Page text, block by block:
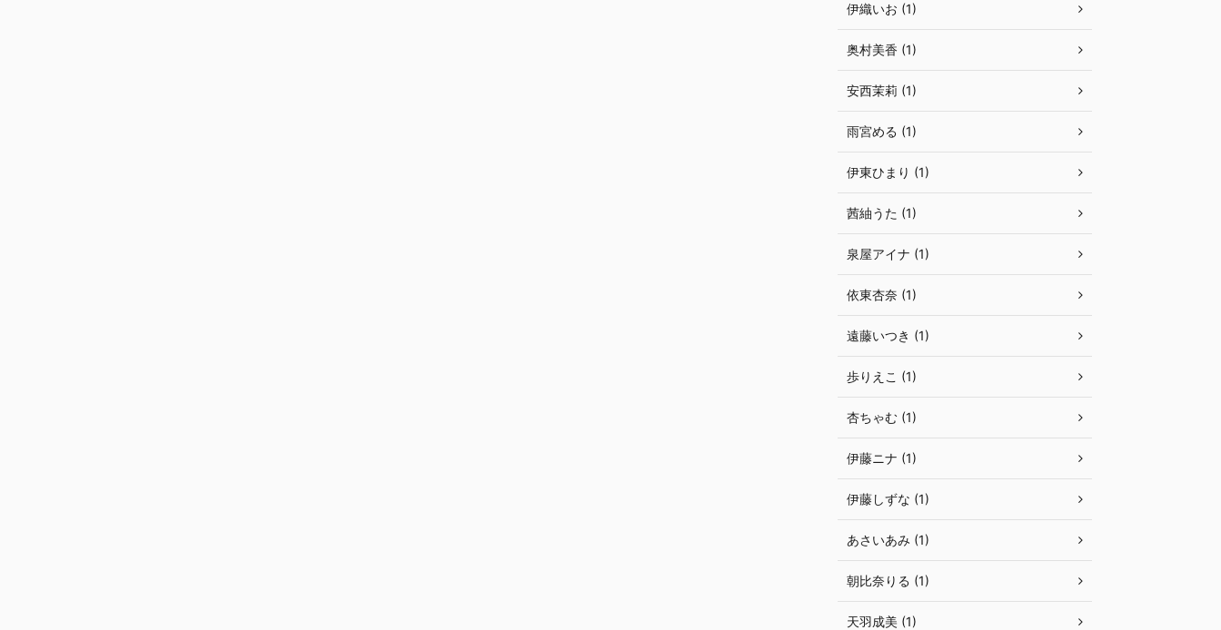
伊織いお (1)
奥村美香 (1)
安西茉莉 (1)
雨宮める (1)
伊東ひまり (1)
茜紬うた (1)
泉屋アイナ (1)
依東杏奈 (1)
遠藤いつき (1)
歩りえこ (1)
杏ちゃむ (1)
伊藤ニナ (1)
伊藤しずな (1)
あさいあみ (1)
朝比奈りる (1)
天羽成美 (1)